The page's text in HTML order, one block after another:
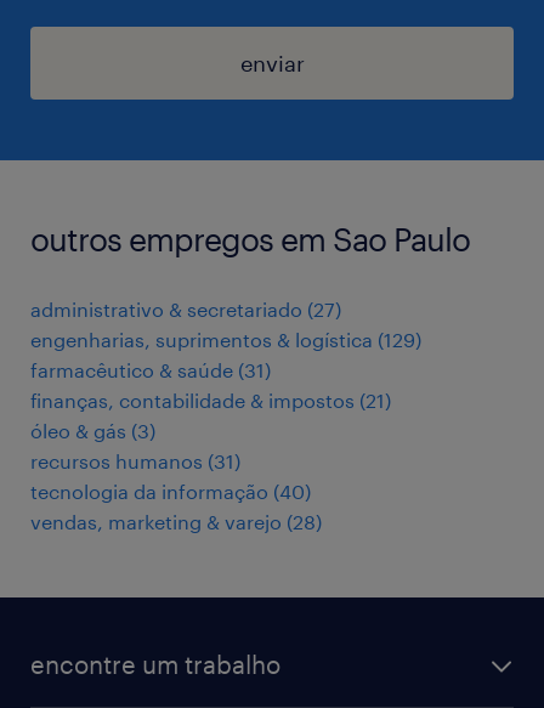
enviar
outros empregos em Sao Paulo
administrativo & secretariado (27)
engenharias, suprimentos & logística (129)
farmacêutico & saúde (31)
finanças, contabilidade & impostos (21)
óleo & gás (3)
recursos humanos (31)
tecnologia da informação (40)
vendas, marketing & varejo (28)
encontre um trabalho